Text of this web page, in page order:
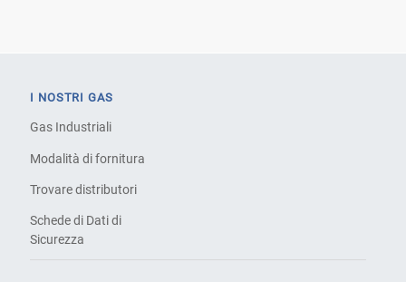
I NOSTRI GAS
Gas Industriali
Modalità di fornitura
Trovare distributori
Schede di Dati di
Sicurezza